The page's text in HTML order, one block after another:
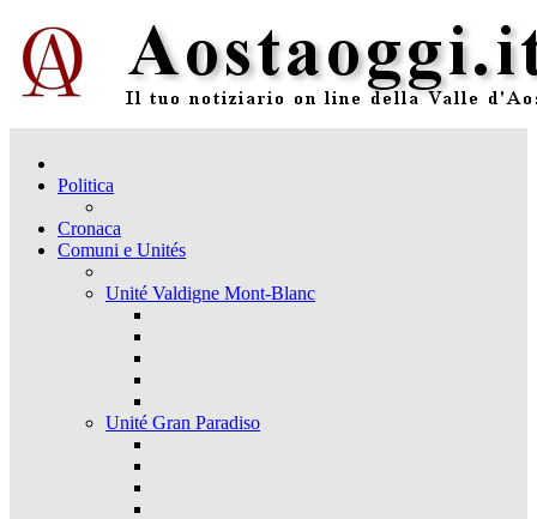
Politica
Cronaca
Comuni e Unités
Unité Valdigne Mont-Blanc
Unité Gran Paradiso